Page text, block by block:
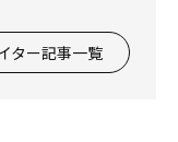
ター記事一覧